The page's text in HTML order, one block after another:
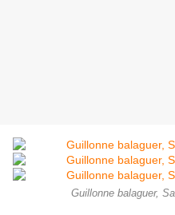
Guillonne balaguer,